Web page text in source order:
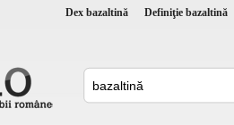
Dex bazaltină Definiţie bazaltină